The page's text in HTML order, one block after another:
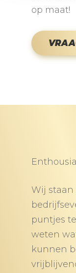
op maat!
Wij
puntjes
weten
kunnen